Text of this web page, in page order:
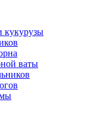
кукурузы
ваты